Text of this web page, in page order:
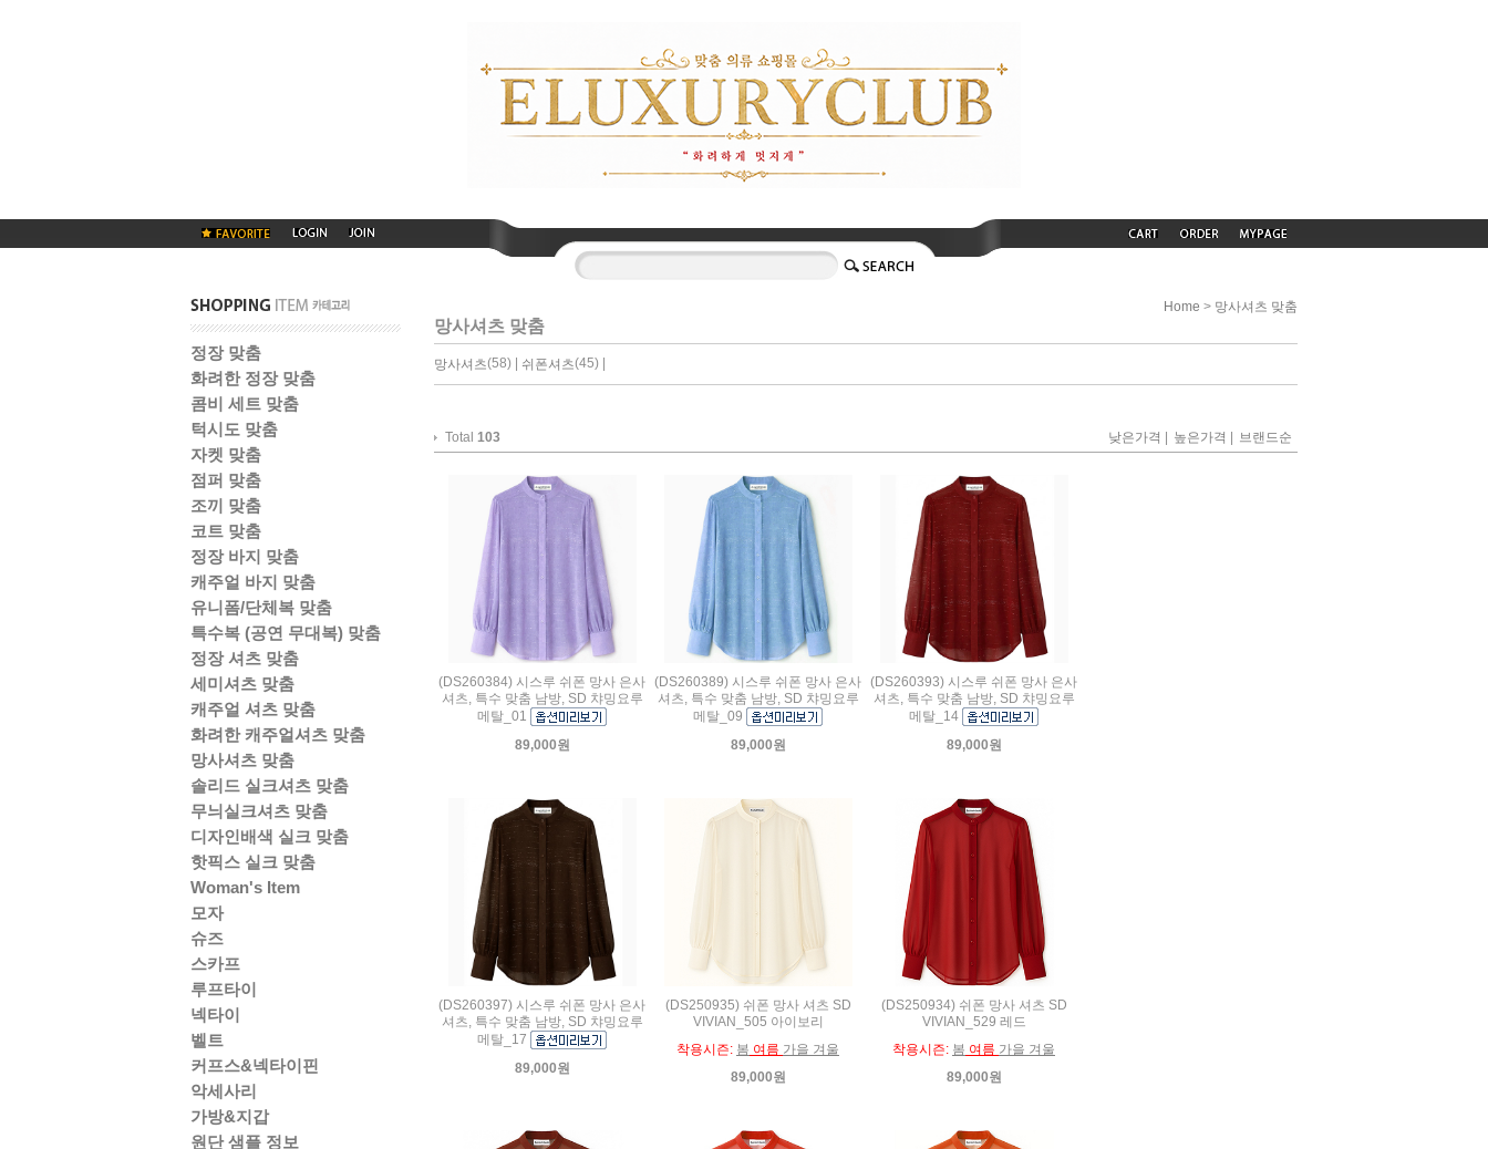
정장 맞춤
화려한 정장 맞춤
콤비 세트 맞춤
턱시도 맞춤
자켓 맞춤
점퍼 맞춤
조끼 맞춤
코트 맞춤
정장 바지 맞춤
캐주얼 바지 맞춤
유니폼/단체복 맞춤
특수복 (공연 무대복) 맞춤
정장 셔츠 맞춤
세미셔츠 맞춤
캐주얼 셔츠 맞춤
화려한 캐주얼셔츠 맞춤
망사셔츠 맞춤
솔리드 실크셔츠 맞춤
무늬실크셔츠 맞춤
디자인배색 실크 맞춤
핫픽스 실크 맞춤
Woman's Item
모자
슈즈
스카프
루프타이
넥타이
벨트
커프스&넥타이핀
악세사리
가방&지갑
원단 샘플 정보
Home > 망사셔츠 맞춤
망사셔츠 맞춤
망사셔츠(58) | 쉬폰셔츠(45) |
Total 103 낮은가격 | 높은가격 | 브랜드순
(DS260384) 시스루 쉬폰 망사 은사
셔츠, 특수 맞춤 남방, SD 챠밍요루
메탈_01
89,000원
(DS260389) 시스루 쉬폰 망사 은사
셔츠, 특수 맞춤 남방, SD 챠밍요루
메탈_09
89,000원
(DS260393) 시스루 쉬폰 망사 은사
셔츠, 특수 맞춤 남방, SD 챠밍요루
메탈_14
89,000원
(DS260397) 시스루 쉬폰 망사 은사
셔츠, 특수 맞춤 남방, SD 챠밍요루
메탈_17
89,000원
(DS250935) 쉬폰 망사 셔츠 SD
VIVIAN_505 아이보리
착용시즌: 봄 여름 가을 겨울
89,000원
(DS250934) 쉬폰 망사 셔츠 SD
VIVIAN_529 레드
착용시즌: 봄 여름 가을 겨울
89,000원